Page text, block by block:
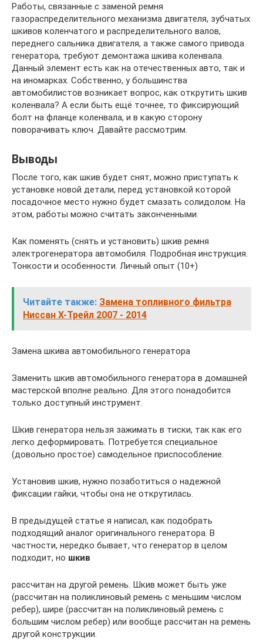
Работы, связанные с заменой ремня
газораспределительного механизма двигателя, зубчатых
шкивов коленчатого и распределительного валов,
переднего сальника двигателя, а также самого привода
генератора, требуют демонтажа шкива коленвала.
Данный элемент есть как на отечественных авто, так и
на иномарках. Собственно, у большинства
автомобилистов возникает вопрос, как открутить шкив
коленвала? А если быть ещё точнее, то фиксирующий
болт на фланце коленвала, и в какую сторону
поворачивать ключ. Давайте рассмотрим.
Выводы
После того, как шкив будет снят, можно приступать к
установке новой детали, перед установкой которой
посадочное место нужно будет смазать солидолом. На
этом, работы можно считать законченными.
Как поменять (снять и установить) шкив ремня
электрогенератора автомобиля. Подробная инструкция.
Тонкости и особенности. Личный опыт (10+)
Читайте также: Замена топливного фильтра
Ниссан Х-Трейл 2007 - 2014
Замена шкива автомобильного генератора
Заменить шкив автомобильного генератора в домашней
мастерской вполне реально. Для этого понадобится
только доступный инструмент.
Шкив генератора нельзя зажимать в тиски, так как его
легко деформировать. Потребуется специальное
(довольно простое) самодельное приспособление.
Установив шкив, нужно позаботиться о надежной
фиксации гайки, чтобы она не открутилась.
В предыдущей статье я написал, как подобрать
подходящий аналог оригинального генератора. В
частности, нередко бывает, что генератор в целом
подходит, но шкив
рассчитан на другой ремень. Шкив может быть уже
(рассчитан на поликлиновый ремень с меньшим числом
ребер), шире (рассчитан на поликлиновый ремень с
большим числом ребер) или вообще рассчитан на ремень
другой конструкции.